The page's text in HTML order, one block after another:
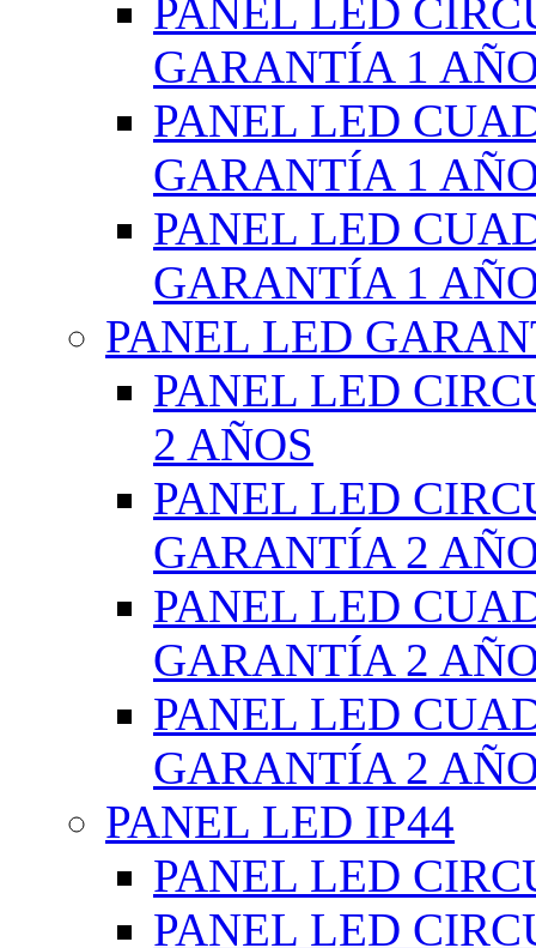
PANEL LED
GARANTÍA 1
PANEL LED
GARANTÍA 1
PANEL LED
GARANTÍA 1
PANEL LED
PANEL LED
2 AÑOS
PANEL LED
GARANTÍA 2
PANEL LED
GARANTÍA 2
PANEL LED
GARANTÍA 2
PANEL LED IP44
PANEL LED
PANEL LED